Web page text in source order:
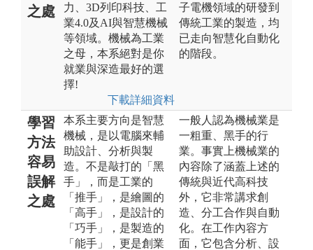
之處
力、3D列印科技、工
業4.0及AI與智慧機械
等領域。機械為工業
之母，本系絕對是你
就業與深造最好的選
擇!
下載詳細資料
子電機領域的研發到
傳統工業的製造，均
已走向智慧化自動化
的階段。
學習
方法
容易
誤解
之處
本系主要方向是智慧
機械，是以電腦來輔
助設計、分析與製
造。不是敲打的「黑
手」，而是工業的
「推手」，是繪圖的
「高手」，是設計的
「巧手」，是製造的
「能手」，更是創業
一般人認為機械業是
一粗重、黑手的行
業。事實上機械業的
內容除了涵蓋上述的
傳統與近代高科技
外，它非常講求創
造、分工合作與自動
化。在工作內容方
面，它包含分析、設